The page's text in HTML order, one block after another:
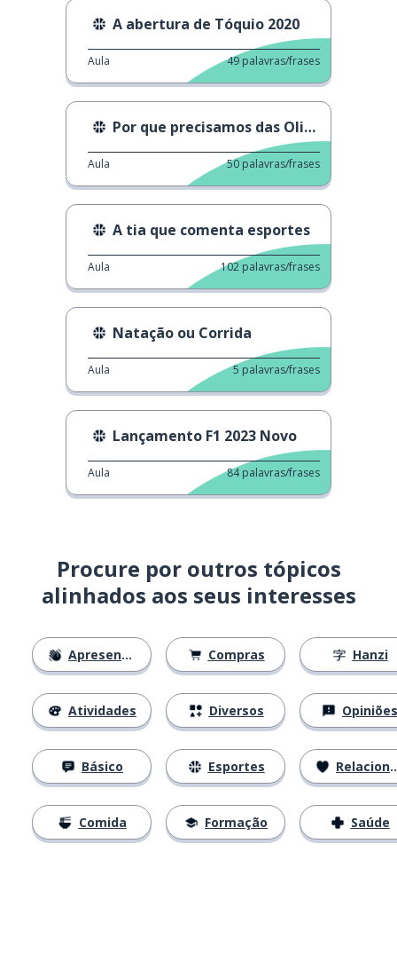
A abertura de Tóquio 2020
Aula 49 palavras/frases
Por que precisamos das Olimpíadas?
Aula 50 palavras/frases
A tia que comenta esportes
Aula 102 palavras/frases
Natação ou Corrida
Aula 5 palavras/frases
Lançamento F1 2023 Novo
Aula 84 palavras/frases
Procure por outros tópicos
alinhados aos seus interesses
Apresentações
Atividades
Básico
Comida
Compras
Diversos
Esportes
Formação
Hanzi
Opiniões
Relacionamentos
Saúde